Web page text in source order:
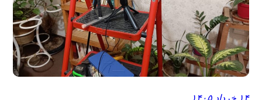
۱۴ خرداد ۱۴۰۵